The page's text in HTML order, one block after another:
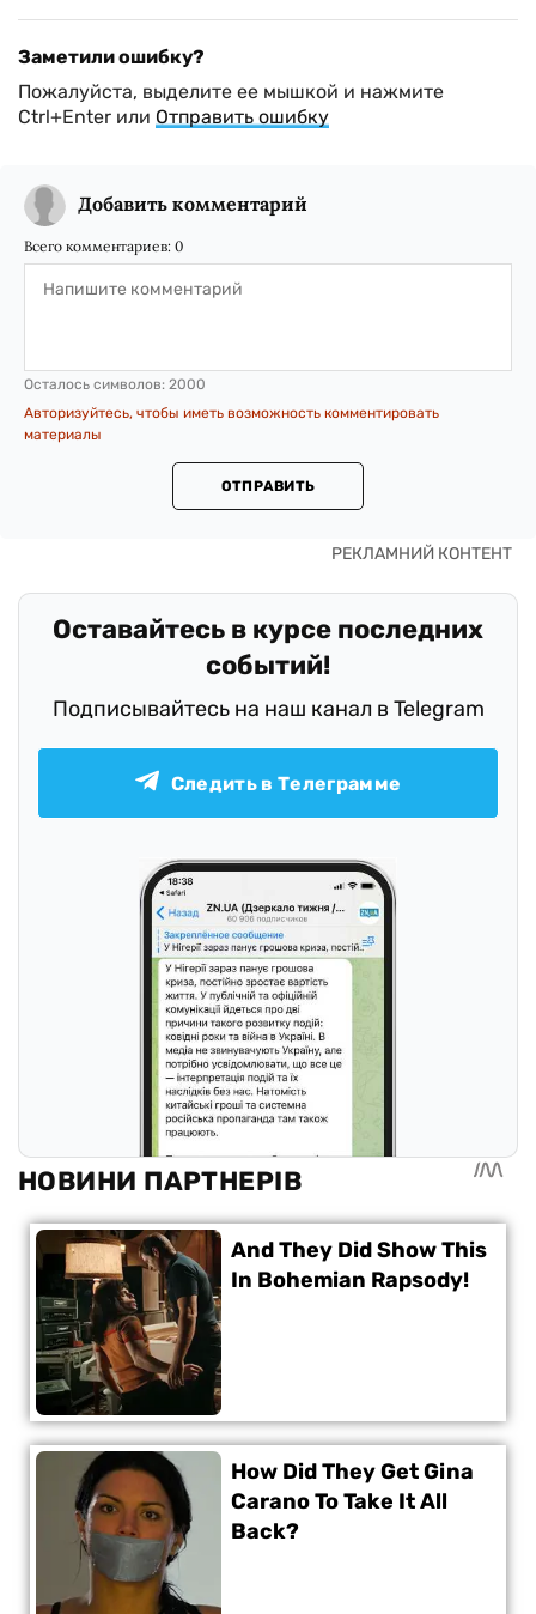
Заметили ошибку?
Пожалуйста, выделите ее мышкой и нажмите
Ctrl+Enter или Отправить ошибку
Добавить комментарий
Всего комментариев: 0
Осталось символов: 2000
Авторизуйтесь, чтобы иметь возможность комментировать
материалы
ОТПРАВИТЬ
Оставайтесь в курсе последних
событий!
Подписывайтесь на наш канал в Telegram
Следить в Телеграмме